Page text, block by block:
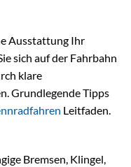
Ausstattung Ihr
sich auf der Fahrbahn
klare
Grundlegende Tipps
Leitfaden.
Bremsen, Klingel,